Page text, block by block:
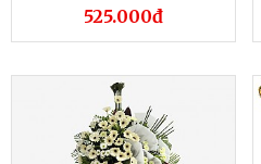
525.000đ